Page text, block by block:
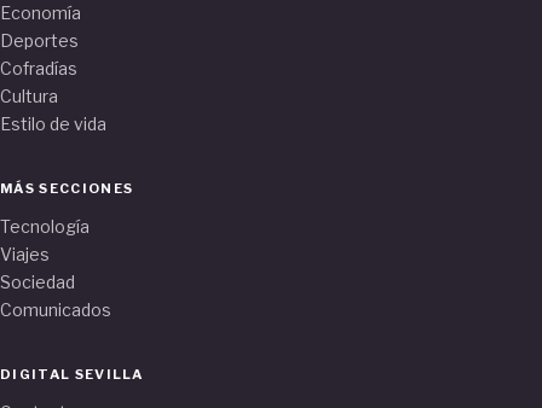
Economía
Deportes
Cofradías
Cultura
Estilo de vida
MÁS SECCIONES
Tecnología
Viajes
Sociedad
Comunicados
DIGITAL SEVILLA